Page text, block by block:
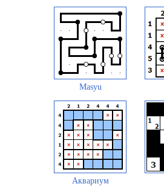
Masyu
Аквариум